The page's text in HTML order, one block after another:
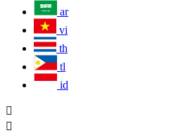
ar
vi
th
tl
id

